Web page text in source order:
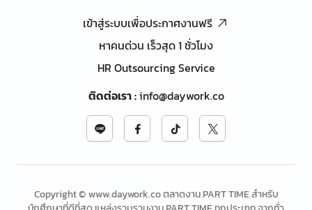
เข้าสู่ระบบเพื่อประกาศงานฟรี
หาคนด่วน เร็วสุด 1 ชั่วโมง
HR Outsourcing Service
ติดต่อเรา:info@daywork.co
Copyright © www.daywork.co ตลาดงาน PART TIME สำหรับ